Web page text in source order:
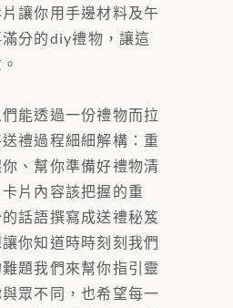
讓你用手邊材料及午
分的diy禮物，讓這
能透過一份禮物而拉
禮過程細細解構：重
、幫你準備好禮物清
片內容該把握的重
話語撰寫成送禮秘笈
你知道時時刻刻我們
題我們來幫你指引靈
眾不同，也希望每一